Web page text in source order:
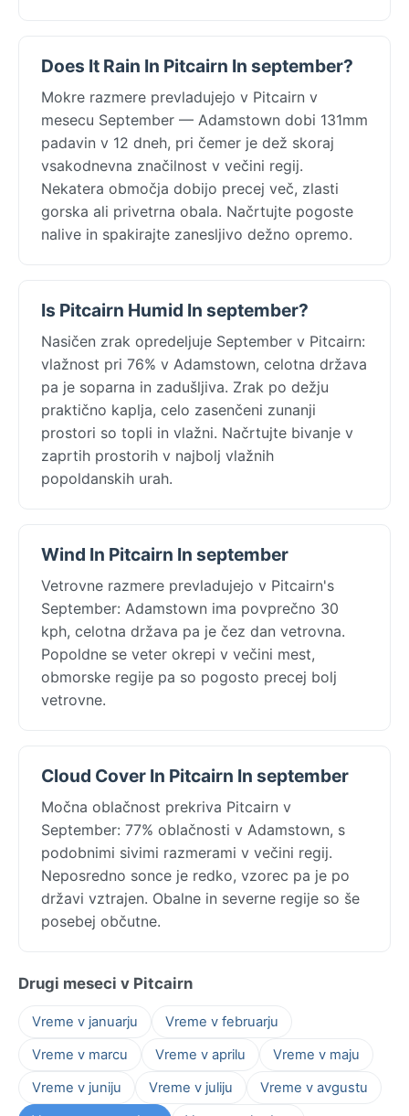
Does It Rain In Pitcairn In september?
Mokre razmere prevladujejo v Pitcairn v
mesecu September — Adamstown dobi 131mm
padavin v 12 dneh, pri čemer je dež skoraj
vsakodnevna značilnost v večini regij.
Nekatera območja dobijo precej več, zlasti
gorska ali privetrna obala. Načrtujte pogoste
nalive in spakirajte zanesljivo dežno opremo.
Is Pitcairn Humid In september?
Nasičen zrak opredeljuje September v Pitcairn:
vlažnost pri 76% v Adamstown, celotna država
pa je soparna in zadušljiva. Zrak po dežju
praktično kaplja, celo zasenčeni zunanji
prostori so topli in vlažni. Načrtujte bivanje v
zaprtih prostorih v najbolj vlažnih
popoldanskih urah.
Wind In Pitcairn In september
Vetrovne razmere prevladujejo v Pitcairn's
September: Adamstown ima povprečno 30
kph, celotna država pa je čez dan vetrovna.
Popoldne se veter okrepi v večini mest,
obmorske regije pa so pogosto precej bolj
vetrovne.
Cloud Cover In Pitcairn In september
Močna oblačnost prekriva Pitcairn v
September: 77% oblačnosti v Adamstown, s
podobnimi sivimi razmerami v večini regij.
Neposredno sonce je redko, vzorec pa je po
državi vztrajen. Obalne in severne regije so še
posebej občutne.
Drugi meseci v Pitcairn
Vreme v januarju
Vreme v februarju
Vreme v marcu
Vreme v aprilu
Vreme v maju
Vreme v juniju
Vreme v juliju
Vreme v avgustu